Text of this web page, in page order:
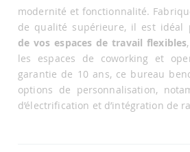
Galerie
modernité et fonctionnalité.
de qualité supérieure, il est idéal
de vos espaces de travail flexibles
les espaces de coworking et
garantie de 10 ans, ce bureau
options de personnalisation,
d’électrification et d’intégration de